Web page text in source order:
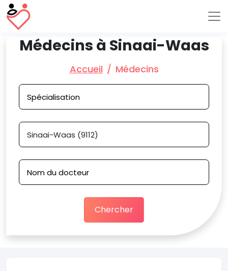
Médecins à Sinaai-Waas
Accueil Médecins
Chercher